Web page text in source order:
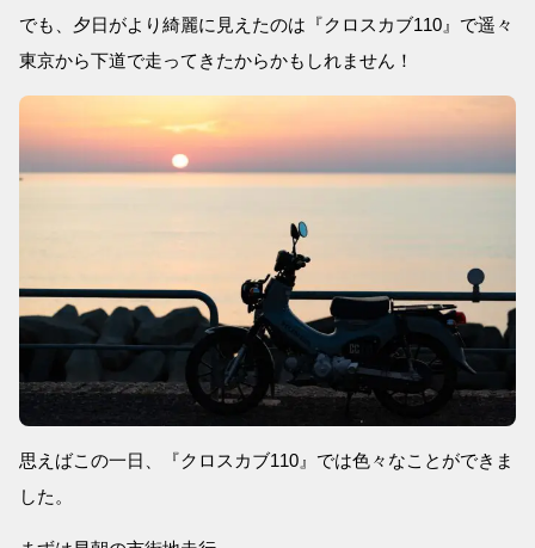
でも、夕日がより綺麗に見えたのは『クロスカブ110』で遥々
東京から下道で走ってきたからかもしれません！
思えばこの一日、『クロスカブ110』では色々なことができま
した。